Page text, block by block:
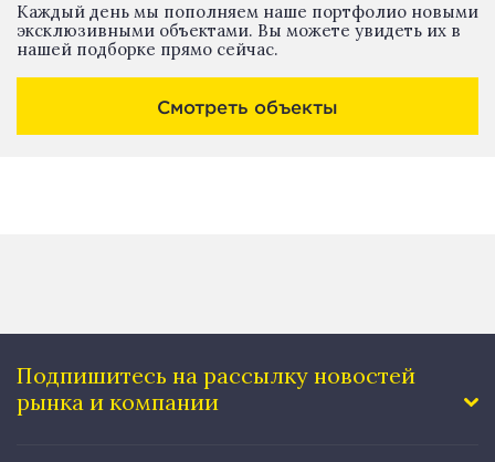
Каждый день мы пополняем наше портфолио новыми
эксклюзивными объектами. Вы можете увидеть их в
нашей подборке прямо сейчас.
Смотреть объекты
Подпишитесь на рассылку новостей
рынка и компании